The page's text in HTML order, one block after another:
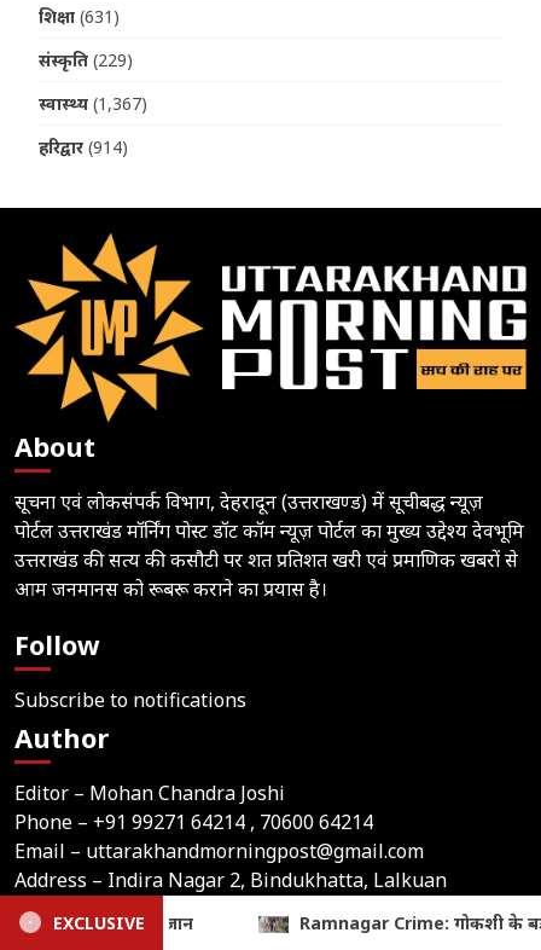
शिक्षा (631)
संस्कृति (229)
स्वास्थ्य (1,367)
हरिद्वार (914)
About
सूचना एवं लोकसंपर्क विभाग, देहरादून (उत्तराखण्ड) में सूचीबद्ध न्यूज़
पोर्टल उत्तराखंड मॉर्निंग पोस्ट डॉट कॉम न्यूज़ पोर्टल का मुख्य उद्देश्य देवभूमि
उत्तराखंड की सत्य की कसौटी पर शत प्रतिशत खरी एवं प्रमाणिक खबरों से
आम जनमानस को रूबरू कराने का प्रयास है।
Follow
Subscribe to notifications
Author
Editor – Mohan Chandra Joshi
Phone – +91 99271 64214 , 70600 64214
Email – uttarakhandmorningpost@gmail.com
Address – Indira Nagar 2, Bindukhatta, Lalkuan
(Nainital), Uttarakhand
EXCLUSIVE
गोकशी के बड़े गैंग का खुलासा, दो आरोपी गिरफ्तार; 120 किलो